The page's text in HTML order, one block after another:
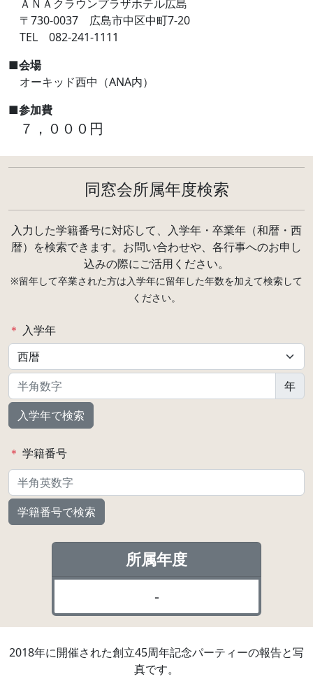
ＡＮＡクラウンプラザホテル広島
〒730-0037 広島市中区中町7-20
TEL 082-241-1111
■会場
オーキッド西中（ANA内）
■参加費
７，０００円
同窓会所属年度検索
入力した学籍番号に対応して、入学年・卒業年（和暦・西
暦）を検索できます。お問い合わせや、各行事へのお申し
込みの際にご活用ください。
※留年して卒業された方は入学年に留年した年数を加えて検索して
ください。
＊ 入学年
年
入学年で検索
＊ 学籍番号
学籍番号で検索
所属年度
-
2018年に開催された創立45周年記念パーティーの報告と写
真です。